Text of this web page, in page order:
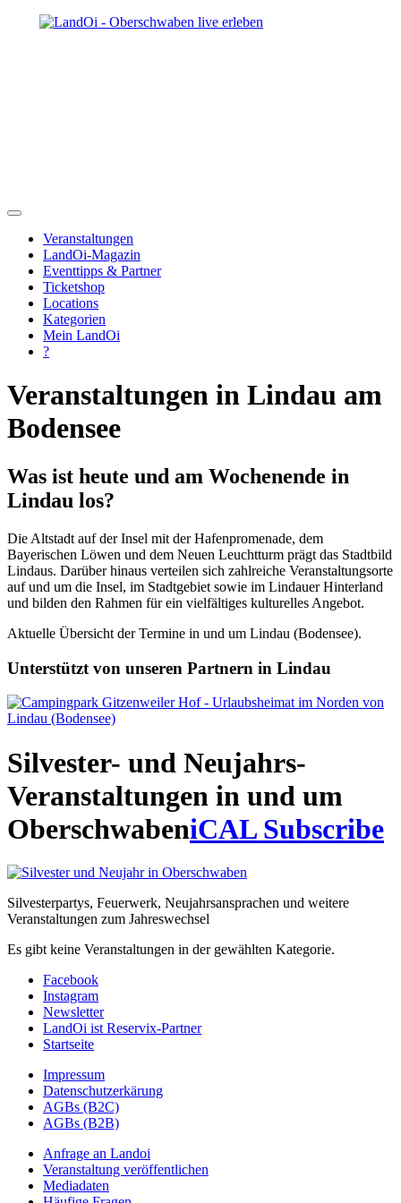
Veranstaltungen
LandOi-Magazin
Eventtipps & Partner
Ticketshop
Locations
Kategorien
Mein LandOi
?
Veranstaltungen in Lindau am
Bodensee
Was ist heute und am Wochenende in
Lindau los?
Die Altstadt auf der Insel mit der Hafenpromenade, dem
Bayerischen Löwen und dem Neuen Leuchtturm prägt das Stadtbild
Lindaus. Darüber hinaus verteilen sich zahlreiche Veranstaltungsorte
auf und um die Insel, im Stadtgebiet sowie im Lindauer Hinterland
und bilden den Rahmen für ein vielfältiges kulturelles Angebot.
Aktuelle Übersicht der Termine in und um Lindau (Bodensee).
Unterstützt von unseren Partnern in Lindau
Silvester- und Neujahrs-
Veranstaltungen in und um
OberschwabeniCAL Subscribe
Silvesterpartys, Feuerwerk, Neujahrsansprachen und weitere
Veranstaltungen zum Jahreswechsel
Es gibt keine Veranstaltungen in der gewählten Kategorie.
Facebook
Instagram
Newsletter
LandOi ist Reservix-Partner
Startseite
Impressum
Datenschutzerkärung
AGBs (B2C)
AGBs (B2B)
Anfrage an Landoi
Veranstaltung veröffentlichen
Mediadaten